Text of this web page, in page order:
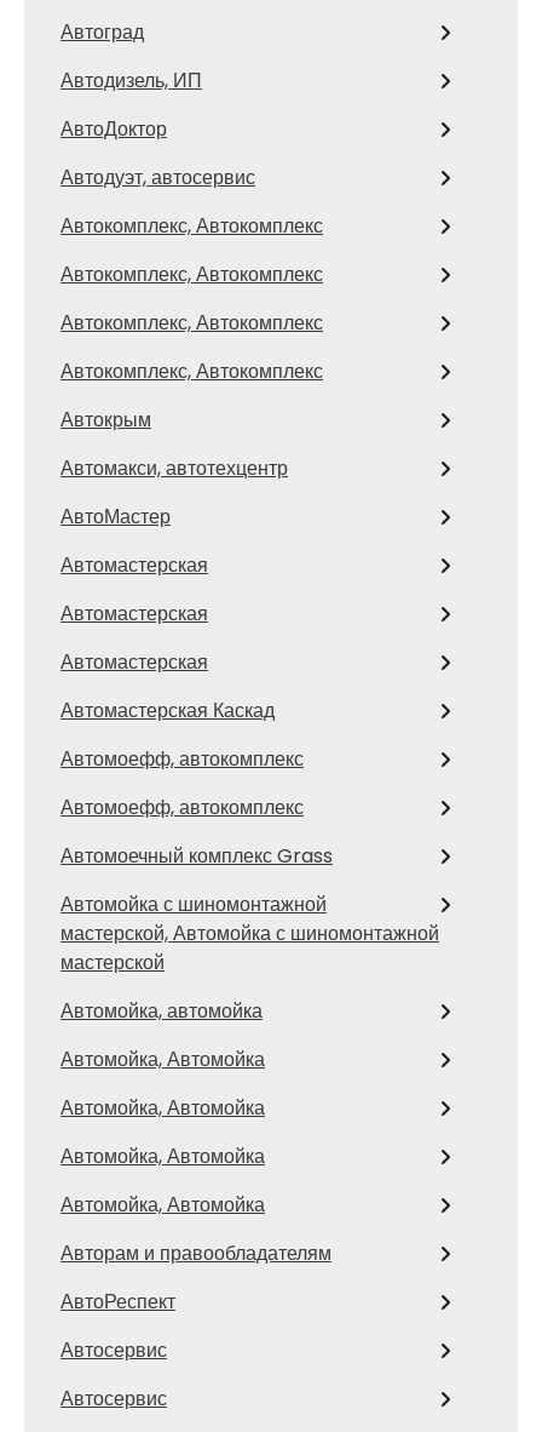
Автоград
Автодизель, ИП
АвтоДоктор
Автодуэт, автосервис
Автокомплекс, Автокомплекс
Автокомплекс, Автокомплекс
Автокомплекс, Автокомплекс
Автокомплекс, Автокомплекс
Автокрым
Автомакси, автотехцентр
АвтоМастер
Автомастерская
Автомастерская
Автомастерская
Автомастерская Каскад
Автомоефф, автокомплекс
Автомоефф, автокомплекс
Автомоечный комплекс Grass
Автомойка с шиномонтажной
мастерской, Автомойка с шиномонтажной
мастерской
Автомойка, автомойка
Автомойка, Автомойка
Автомойка, Автомойка
Автомойка, Автомойка
Автомойка, Автомойка
Авторам и правообладателям
АвтоРеспект
Автосервис
Автосервис